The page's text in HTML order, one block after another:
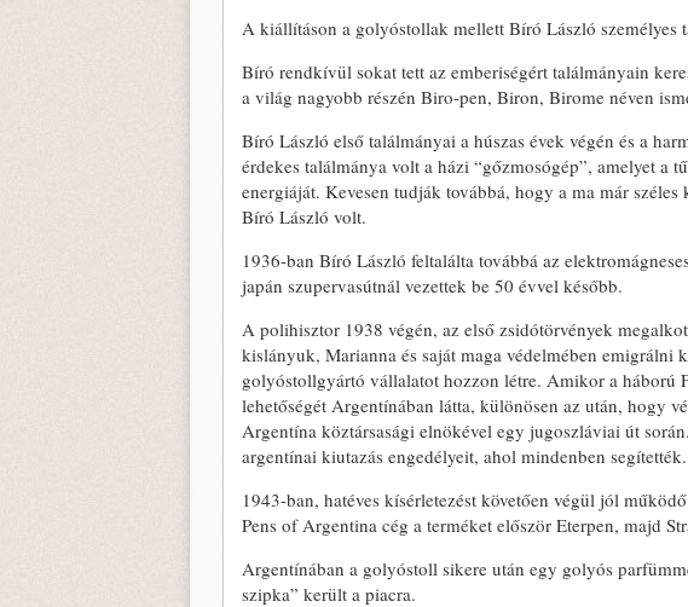
A kiállításon a golyóstollak mellett Bíró László személyes
Bíró rendkívül sokat tett az emberiségért találmányain
a világ nagyobb részén Biro-pen, Biron, Birome néven
Bíró László első találmányai a húszas évek végén és a
érdekes találmánya volt a házi “gőzmosógép”, amelyet a
energiáját. Kevesen tudják továbbá, hogy a ma már
Bíró László volt.
1936-ban Bíró László feltalálta továbbá az
japán szupervasútnál vezettek be 50 évvel később.
A polihisztor 1938 végén, az első zsidótörvények
kislányuk, Marianna és saját maga védelmében emigrálni
golyóstollgyártó vállalatot hozzon létre. Amikor a háború
lehetőségét Argentínában látta, különösen az után, hogy
Argentína köztársasági elnökével egy jugoszláviai út
argentínai kiutazás engedélyeit, ahol mindenben segítették.
1943-ban, hatéves kísérletezést követően végül jól
Pens of Argentina cég a terméket először Eterpen, majd
Argentínában a golyóstoll sikere után egy golyós
szipka” került a piacra.